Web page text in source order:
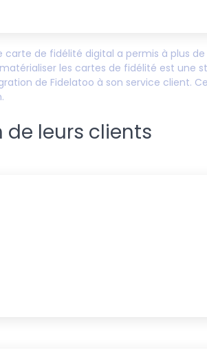
carte de fidélité digital a permis à plus de
les cartes de fidélité est une
de Fidelatoo à son service client.
leurs clients